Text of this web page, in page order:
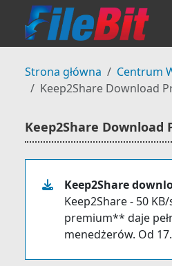
Strona główna Centrum
Keep2Share Download
Keep2Share Download
Keep2Share
Keep2Share - 50
premium** daje
menedżerów. Od